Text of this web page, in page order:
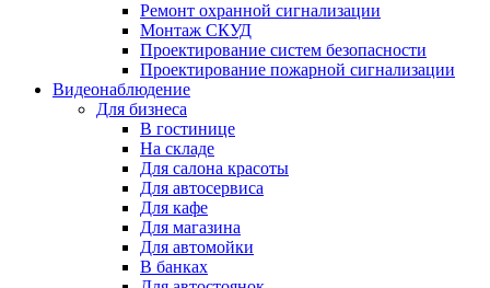
Ремонт охранной сигнализации
Монтаж СКУД
Проектирование систем безопасности
Проектирование пожарной сигнализации
Видеонаблюдение
Для бизнеса
В гостинице
На складе
Для салона красоты
Для автосервиса
Для кафе
Для магазина
Для автомойки
В банках